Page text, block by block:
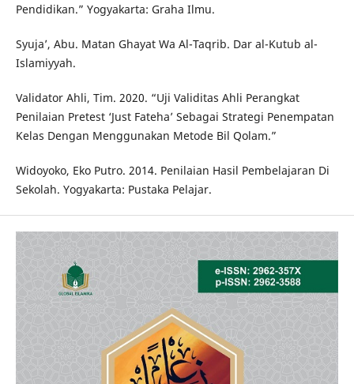
Pendidikan.” Yogyakarta: Graha Ilmu.
Syuja’, Abu. Matan Ghayat Wa Al-Taqrib. Dar al-Kutub al-
Islamiyyah.
Validator Ahli, Tim. 2020. “Uji Validitas Ahli Perangkat
Penilaian Pretest ‘Just Fateha’ Sebagai Strategi Penempatan
Kelas Dengan Menggunakan Metode Bil Qolam.”
Widoyoko, Eko Putro. 2014. Penilaian Hasil Pembelajaran Di
Sekolah. Yogyakarta: Pustaka Pelajar.